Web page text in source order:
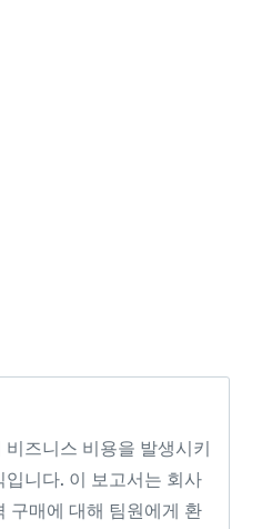
즈니스 비용을 발생시키
니다. 이 보고서는 회사
구매에 대해 팀원에게 환